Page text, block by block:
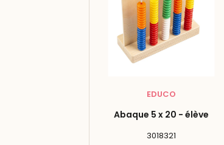
EDUCO
Abaque 5 x 20 - élève
3018321